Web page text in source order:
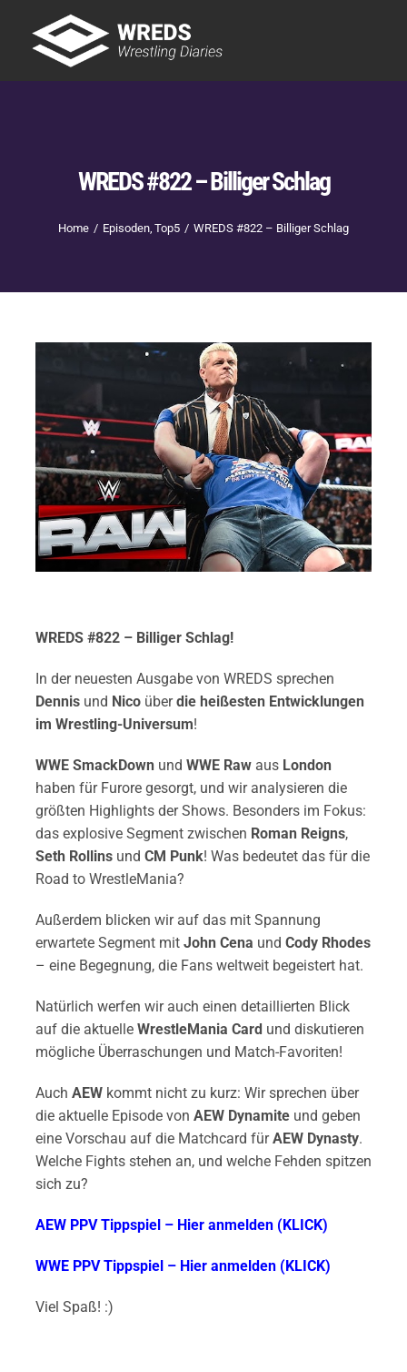
content
WREDS #822 – Billiger Schlag
Home Episoden Top5 WREDS #822 – Billiger Schlag
WREDS #822 – Billiger Schlag!
In der neuesten Ausgabe von WREDS sprechen
Dennisund Nicoüberdie heißesten Entwicklungen
im Wrestling-Universum!
WWE SmackDown und WWE Rawaus London
haben für Furore gesorgt, und wir analysieren die
größten Highlights der Shows. Besonders im Fokus:
das explosive Segment zwischen Roman Reigns,
Seth Rollinsund CM Punk! Was bedeutet das für die
Road to WrestleMania?
Außerdem blicken wir auf das mit Spannung
erwartete Segment mit John Cena und Cody Rhodes
– eine Begegnung, die Fans weltweit begeistert hat.
Natürlich werfen wir auch einen detaillierten Blick
auf die aktuelle WrestleMania Card und diskutieren
mögliche Überraschungen und Match-Favoriten!
Auch AEWkommt nicht zu kurz: Wir sprechen über
die aktuelle Episode von AEW Dynamiteund geben
eine Vorschau auf die Matchcard fürAEW Dynasty.
Welche Fights stehen an, und welche Fehden spitzen
sich zu?
AEW PPV Tippspiel – Hier anmelden (KLICK)
WWE PPV Tippspiel – Hier anmelden (KLICK)
Viel Spaß! :)